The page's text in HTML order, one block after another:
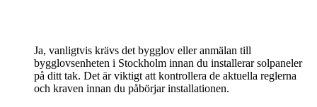
Ja, vanligtvis krävs det bygglov eller anmälan till
bygglovsenheten i Stockholm innan du installerar solpaneler
på ditt tak. Det är viktigt att kontrollera de aktuella reglerna
och kraven innan du påbörjar installationen.